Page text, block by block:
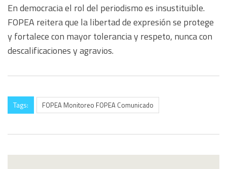
En democracia el rol del periodismo es insustituible.
FOPEA reitera que la libertad de expresión se protege
y fortalece con mayor tolerancia y respeto, nunca con
descalificaciones y agravios.
Tags: FOPEA Monitoreo FOPEA Comunicado